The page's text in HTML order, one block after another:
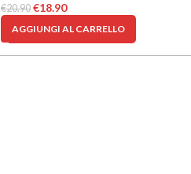
€20.90 €18.90
AGGIUNGI AL CARRELLO